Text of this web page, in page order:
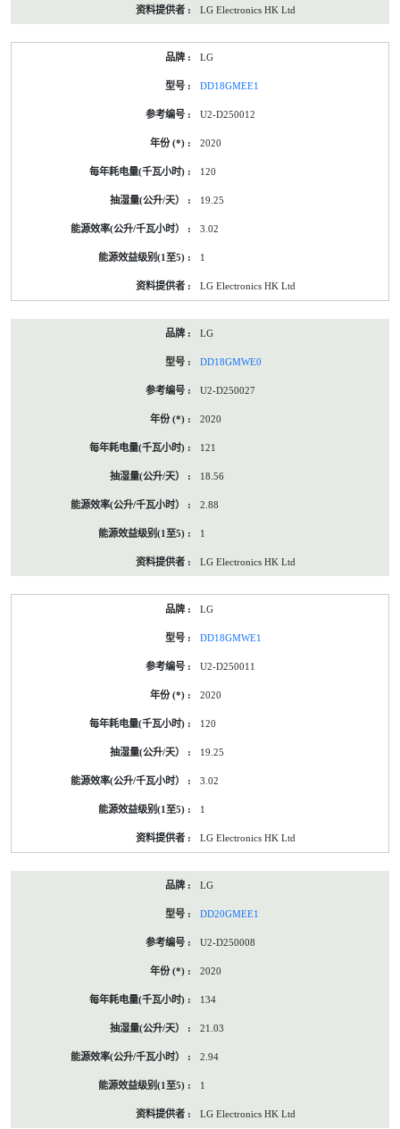
LG Electronics HK Ltd
LG
DD18GMEE1
U2-D250012
2020
120
19.25
3.02
1
LG Electronics HK Ltd
LG
DD18GMWE0
U2-D250027
2020
121
18.56
2.88
1
LG Electronics HK Ltd
LG
DD18GMWE1
U2-D250011
2020
120
19.25
3.02
1
LG Electronics HK Ltd
LG
DD20GMEE1
U2-D250008
2020
134
21.03
2.94
1
LG Electronics HK Ltd